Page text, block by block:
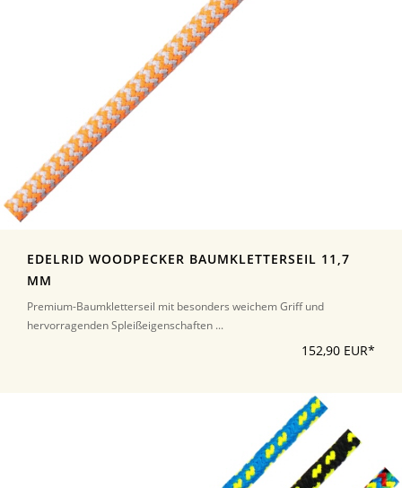
EDELRID WOODPECKER BAUMKLETTERSEIL 11,7
MM
Premium-Baumkletterseil mit besonders weichem Griff und
hervorragenden Spleißeigenschaften ...
152,90 EUR*